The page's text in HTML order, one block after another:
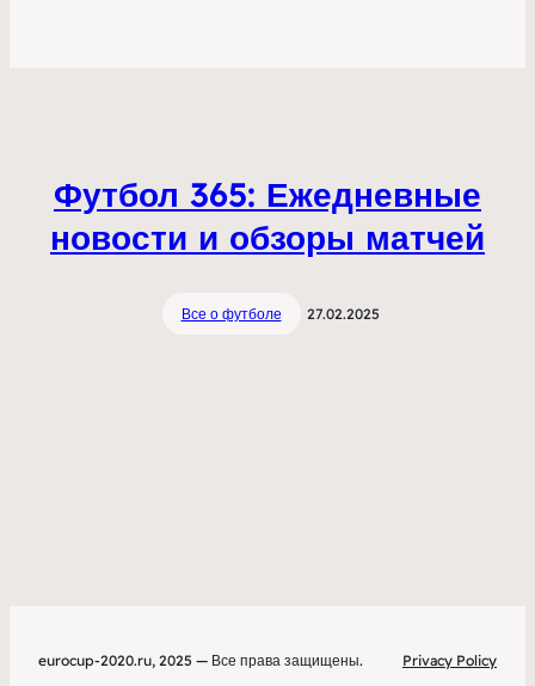
Футбол 365: Ежедневные
новости и обзоры матчей
Все о футболе 27.02.2025
eurocup-2020.ru, 2025 — Все права защищены. Privacy Policy